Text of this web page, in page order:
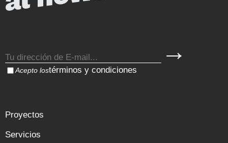
Acepto lostérminos y condiciones
Proyectos
Servicios